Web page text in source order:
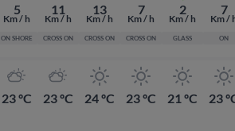
5
Km / h
ON SHORE
23 ºC
11
Km / h
CROSS ON
23 ºC
13
Km / h
CROSS ON
24 ºC
7
Km / h
CROSS ON
23 ºC
2
Km / h
GLASS
21 ºC
7
Km /
ON
23